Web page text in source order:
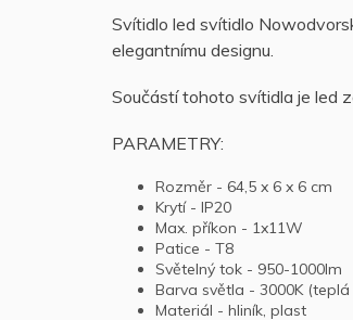
Svítidlo led svítidlo
elegantnímu designu.
Součástí tohoto svítidla je led
PARAMETRY:
Rozměr - 64,5 x 6 x 6 cm
Krytí - IP20
Max. příkon - 1x11W
Patice - T8
Světelný tok - 950-1000lm
Barva světla - 3000K (teplá
Materiál - hliník, plast